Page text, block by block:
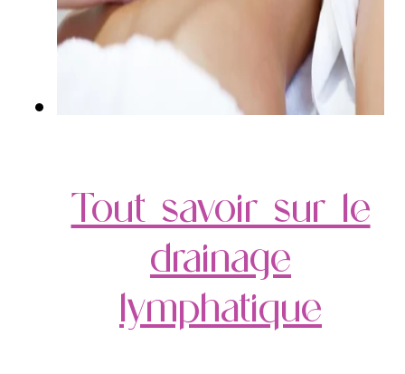
Tout savoir sur le
drainage
lymphatique